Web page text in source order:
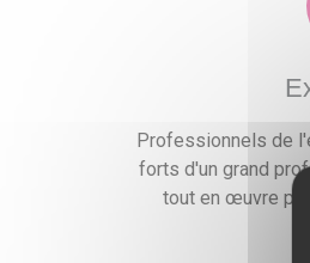
Professionnels de
forts d'un grand
tout en œuvre